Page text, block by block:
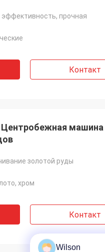
эффективность, прочная
Контакт
машина
золотой руды
хром
Контакт
Wilson